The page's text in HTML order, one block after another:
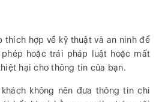
thích hợp về kỹ thuật và an ninh để
hoặc trái pháp luật hoặc mất
hại cho thông tin của bạn.
không nên đưa thông tin chi